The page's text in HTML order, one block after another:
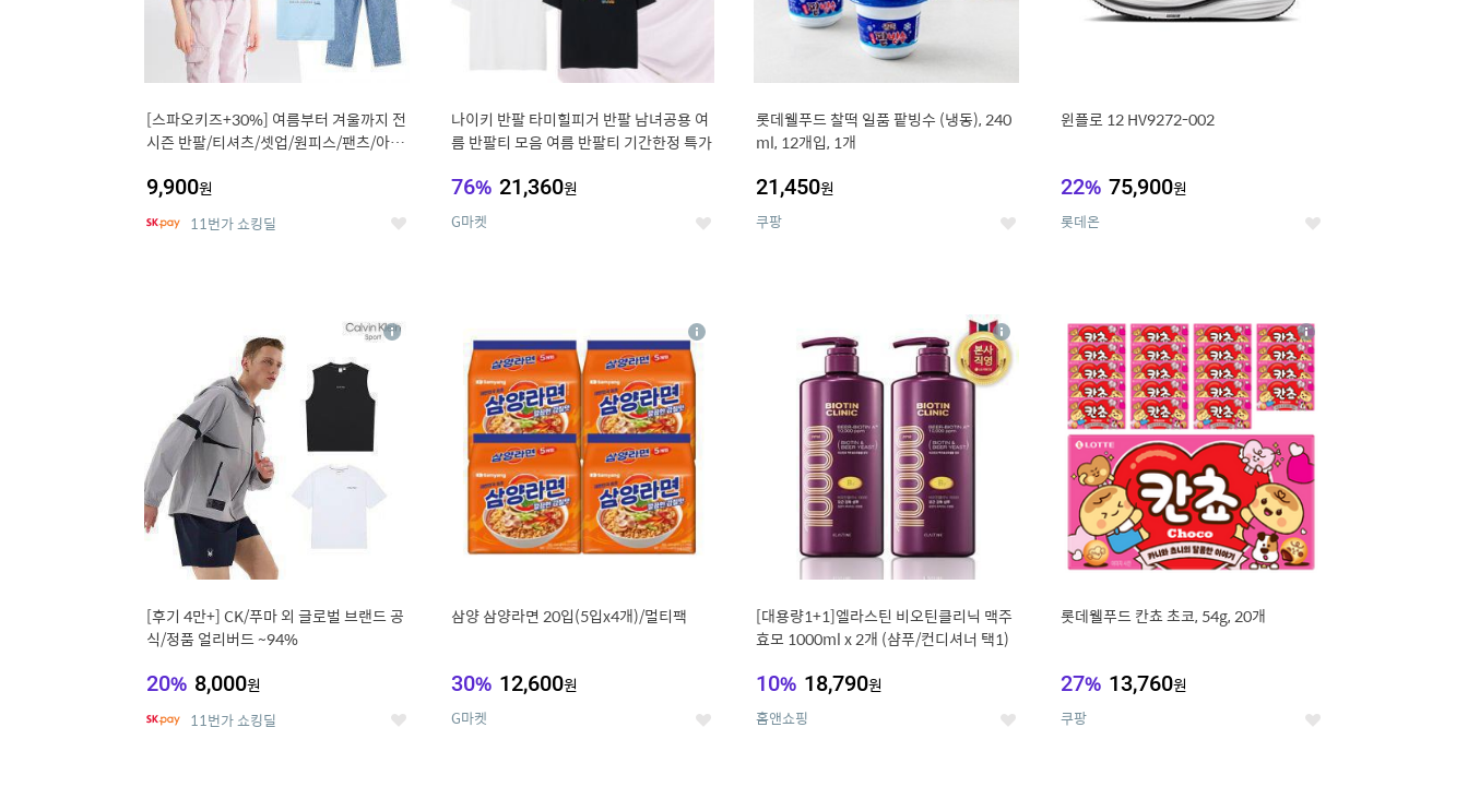
[스파오키즈+30%] 여름부터 겨울까지 전
시즌 반팔/티셔츠/셋업/원피스/팬츠/아우
9,900원
11번가 쇼킹딜 좋
나이키 반팔 타미힐피거 반팔 남녀공용 여
름 반팔티 모음 여름 반팔티 기간한정 특가
76% 21,360원
G마켓 좋
롯데웰푸드 찰떡 일품 팥빙수 (냉동), 240
ml, 12개입, 1개
21,450원
쿠팡 좋
윈플로 12 HV9272-002
22% 75,900원
롯데온 좋
[후기 4만+] CK/푸마 외 글로벌 브랜드 공
식/정품 얼리버드 ~94%
20% 8,000원
11번가 쇼킹딜 좋
상
삼양 삼양라면 20입(5입x4개)/멀티팩
30% 12,600원
G마켓 좋
상
[대용량1+1]엘라스틴 비오틴클리닉 맥주
효모 1000ml x 2개 (샴푸/컨디셔너 택1)
10% 18,790원
홈앤쇼핑 좋
상
세
20
롯데웰푸드 칸쵸 초코, 54g, 20개
27% 13,760원
쿠팡 좋
상
세